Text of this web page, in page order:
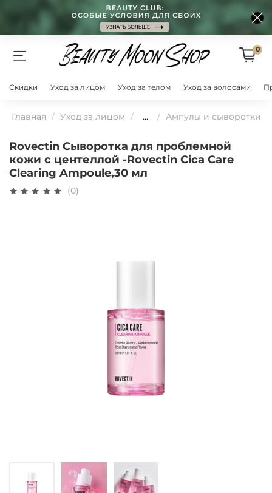
0
Скидки Уход за лицом Уход за телом Уход за волосами
Главная Уход за лицом ... Ампулы и сыворотки
Rovectin Сыворотка для проблемной
кожи с центеллой -Rovectin Cica Care
Clearing Ampoule,30 мл
(0)